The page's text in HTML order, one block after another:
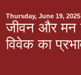
Thursday, June 19, 2025
जीवन और मन
विवेक का